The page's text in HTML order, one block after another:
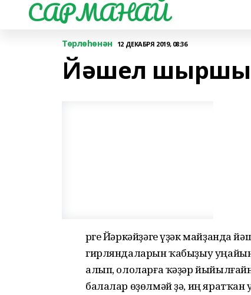
САРМАНАЙ
Төрлөһөнән 12 ДЕКАБРЯ 2019, 08:36
Йәшел шыршы
Үрге Йәркәйҙәге үҙәк майҙанда
гирляндаларын ҡабыҙыу
алып, ололарға ҡәҙәр
балалар өҙөлмәй ҙә, иң